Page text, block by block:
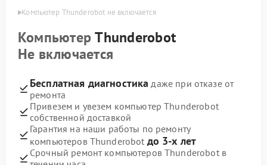
Компьютер Thunderobot не включается
КомпьютерThunderobot
Не включается
Бесплатная диагностика даже при отказе от
ремонта
Привезем и увезем компьютер Thunderobot
собственной доставкой
Гарантия на наши работы по ремонту
компьютеров Thunderobot до 3-х лет
Срочный ремонт компьютеров Thunderobot в